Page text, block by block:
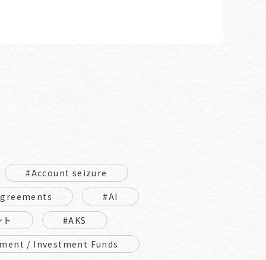
#Account seizure
#AI
#AKS
/ Investment Funds